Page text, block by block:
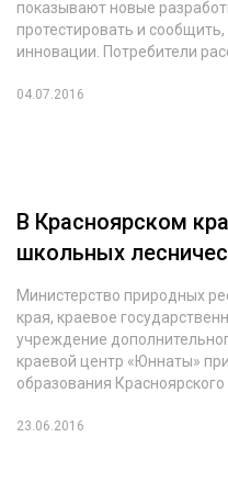
показывают новые
протестировать и
инновации. Потребители
04.07.2016
В Красноярском
школьных
Министерство природных
края, краевое
учреждение
краевой центр «Юннаты»
образования Красноярского
23.06.2016